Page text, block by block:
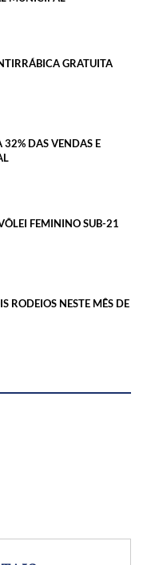
GRATUITA
32% DAS VENDAS E
FEMININO SUB-21
RODEIOS NESTE MÊS DE